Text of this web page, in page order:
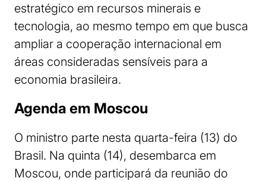
estratégico em recursos minerais e
tecnologia, ao mesmo tempo em que busca
ampliar a cooperação internacional em
áreas consideradas sensíveis para a
economia brasileira.
Agenda em Moscou
O ministro parte nesta quarta-feira (13) do
Brasil. Na quinta (14), desembarca em
Moscou, onde participará da reunião do